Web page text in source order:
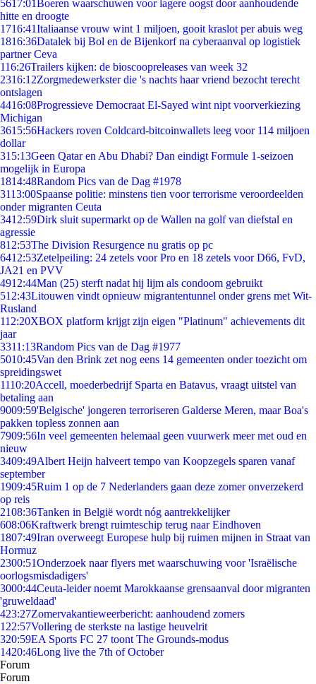
5617:01Boeren waarschuwen voor lagere oogst door aanhoudende
hitte en droogte
1716:41Italiaanse vrouw wint 1 miljoen, gooit kraslot per abuis weg
1816:36Datalek bij Bol en de Bijenkorf na cyberaanval op logistiek
partner Ceva
116:26Trailers kijken: de bioscoopreleases van week 32
2316:12Zorgmedewerkster die 's nachts haar vriend bezocht terecht
ontslagen
4416:08Progressieve Democraat El-Sayed wint nipt voorverkiezing
Michigan
3615:56Hackers roven Coldcard-bitcoinwallets leeg voor 114 miljoen
dollar
315:13Geen Qatar en Abu Dhabi? Dan eindigt Formule 1-seizoen
mogelijk in Europa
1814:48Random Pics van de Dag #1978
3113:00Spaanse politie: minstens tien voor terrorisme veroordeelden
onder migranten Ceuta
3412:59Dirk sluit supermarkt op de Wallen na golf van diefstal en
agressie
812:53The Division Resurgence nu gratis op pc
6412:53Zetelpeiling: 24 zetels voor Pro en 18 zetels voor D66, FvD,
JA21 en PVV
4912:44Man (25) sterft nadat hij lijm als condoom gebruikt
512:43Litouwen vindt opnieuw migrantentunnel onder grens met Wit-
Rusland
112:20XBOX platform krijgt zijn eigen "Platinum" achievements dit
jaar
3311:13Random Pics van de Dag #1977
5010:45Van den Brink zet nog eens 14 gemeenten onder toezicht om
spreidingswet
1110:20Accell, moederbedrijf Sparta en Batavus, vraagt uitstel van
betaling aan
9009:59'Belgische' jongeren terroriseren Galderse Meren, maar Boa's
pakken topless zonnen aan
7909:56In veel gemeenten helemaal geen vuurwerk meer met oud en
nieuw
3409:49Albert Heijn halveert tempo van Koopzegels sparen vanaf
september
1909:45Ruim 1 op de 7 Nederlanders gaan deze zomer onverzekerd
op reis
2108:36Tanken in België wordt nóg aantrekkelijker
608:06Kraftwerk brengt ruimteschip terug naar Eindhoven
1807:49Iran overweegt Europese hulp bij ruimen mijnen in Straat van
Hormuz
2300:51Onderzoek naar flyers met waarschuwing voor 'Israëlische
oorlogsmisdadigers'
3000:44Ceuta-leider noemt Marokkaanse grensaanval door migranten
'gruweldaad'
423:27Zomervakantieweerbericht: aanhoudend zomers
1 22:57Vollering de sterkste na lastige heuvelrit
320:59EA Sports FC 27 toont The Grounds-modus
1420:46Long live the 7th of October
Forum
Forum